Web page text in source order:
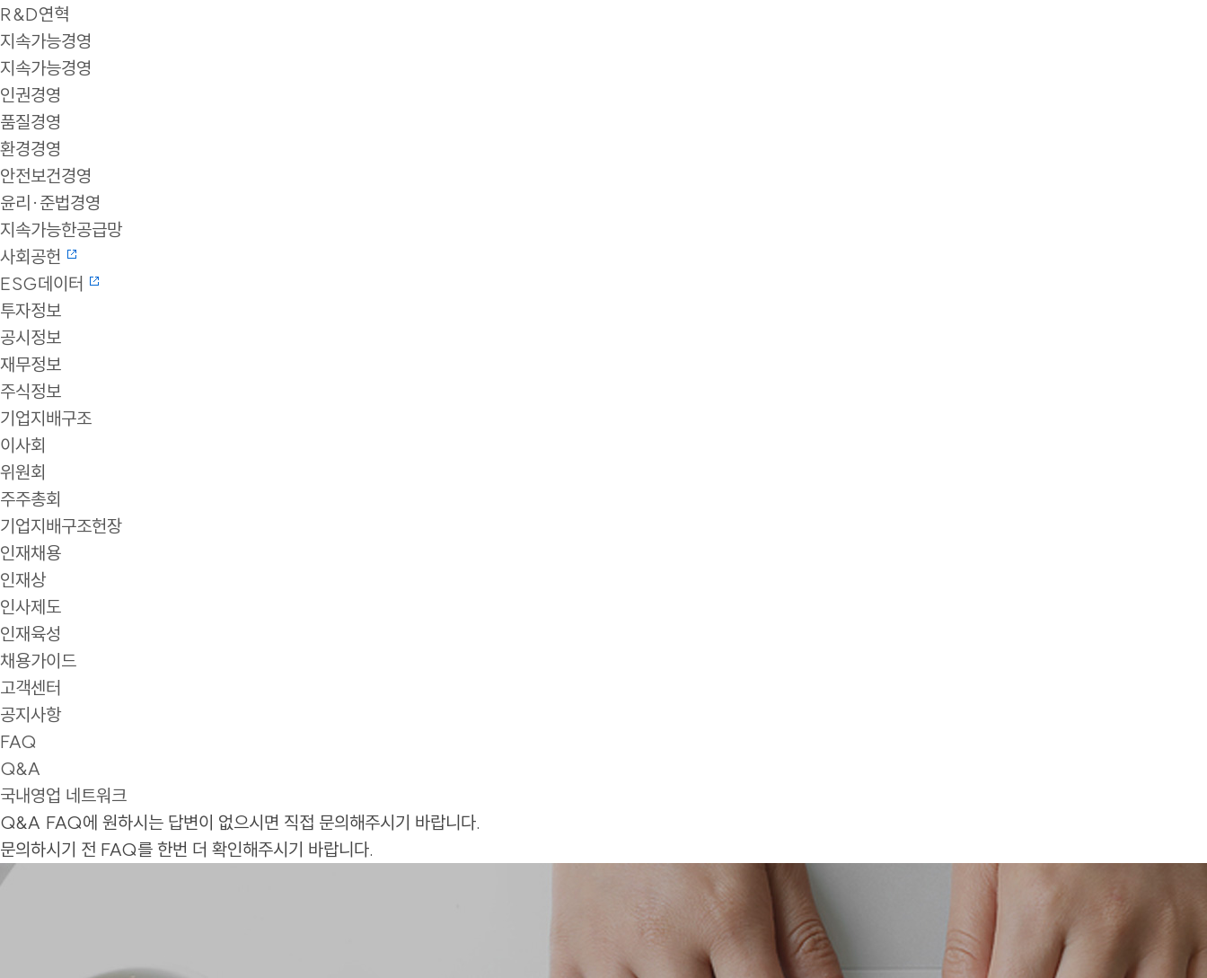
R&D연혁
지속가능경영
지속가능경영
인권경영
품질경영
환경경영
안전보건경영
윤리·준법경영
지속가능한공급망
사회공헌
ESG데이터
투자정보
공시정보
재무정보
주식정보
기업지배구조
이사회
위원회
주주총회
기업지배구조헌장
인재채용
인재상
인사제도
인재육성
채용가이드
고객센터
공지사항
FAQ
Q&A
국내영업 네트워크
Q&A FAQ에 원하시는 답변이 없으시면 직접 문의해주시기 바랍니다.
문의하시기 전 FAQ를 한번 더 확인해주시기 바랍니다.